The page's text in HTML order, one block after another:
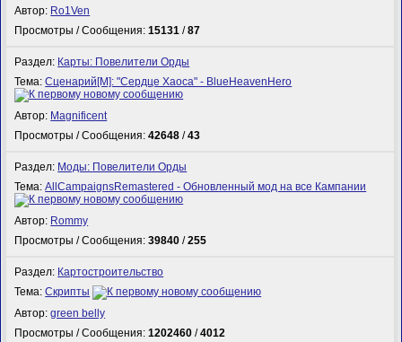
Автор: Ro1Ven
Просмотры / Сообщения:15131 /87
Раздел: Карты: Повелители Орды
Тема:Сценарий[M]: "Сердце Хаоса" - BlueHeavenHero
Автор: Magnificent
Просмотры / Сообщения:42648 /43
Раздел: Моды: Повелители Орды
Тема:AllCampaignsRemastered - Обновленный мод на все Кампании
Автор: Rommy
Просмотры / Сообщения:39840 /255
Раздел: Картостроительство
Тема:Скрипты
Автор:green belly
Просмотры / Сообщения:1202460 /4012